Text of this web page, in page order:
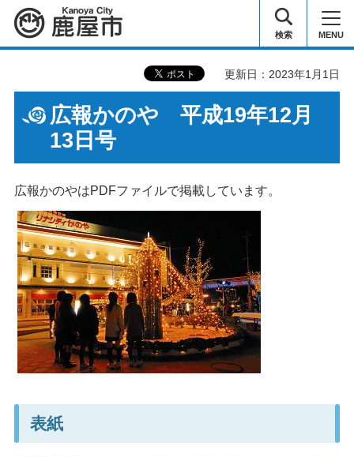
鹿屋市 検索 MENU
更新日：2023年1月1日
広報かのや 平成19年12月
13日号
広報かのやはPDFファイルで掲載しています。
表紙